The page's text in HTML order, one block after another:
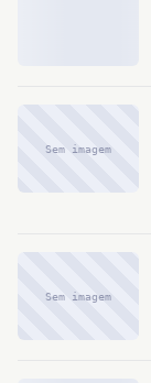
Sem imagem
Sem imagem